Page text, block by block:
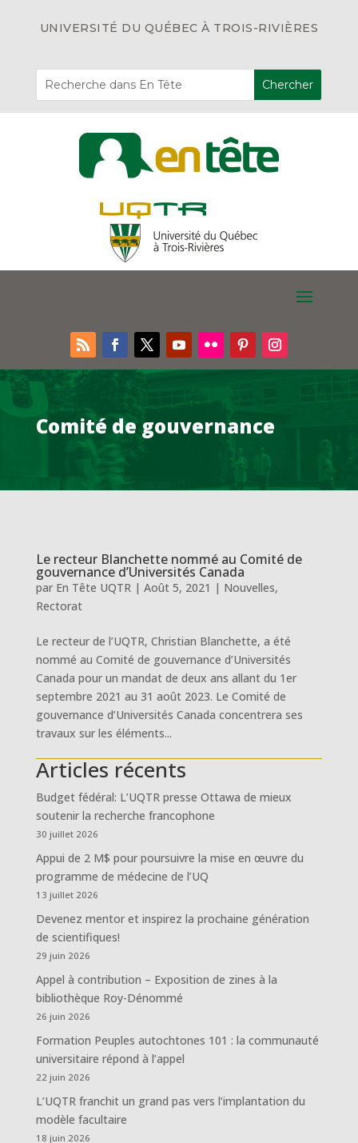
UNIVERSITÉ DU QUÉBEC À TROIS-RIVIÈRES
Comité de gouvernance
Le recteur Blanchette nommé au Comité de
gouvernance d’Universités Canada
par En Tête UQTR| Août 5, 2021 | Nouvelles,
Rectorat
Le recteur de l’UQTR, Christian Blanchette, a été
nommé au Comité de gouvernance d’Universités
Canada pour un mandat de deux ans allant du 1er
septembre 2021 au 31 août 2023. Le Comité de
gouvernance d’Universités Canada concentrera ses
travaux sur les éléments...
Articles récents
Budget fédéral: L’UQTR presse Ottawa de mieux
soutenir la recherche francophone
30 juillet 2026
Appui de 2 M$ pour poursuivre la mise en œuvre du
programme de médecine de l’UQ
13 juillet 2026
Devenez mentor et inspirez la prochaine génération
de scientifiques!
29 juin 2026
Appel à contribution – Exposition de zines à la
bibliothèque Roy-Dénommé
26 juin 2026
Formation Peuples autochtones 101 : la communauté
universitaire répond à l’appel
22 juin 2026
L’UQTR franchit un grand pas vers l’implantation du
modèle facultaire
18 juin 2026